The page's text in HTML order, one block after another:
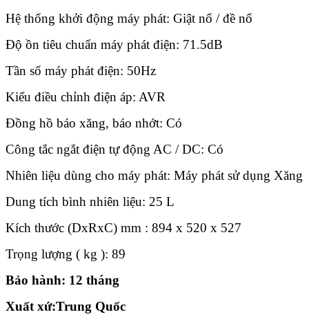
Hệ thống khởi động máy phát: Giật nổ / đề nổ
Độ ồn tiêu chuẩn máy phát điện: 71.5dB
Tần số máy phát điện: 50Hz
Kiểu điều chỉnh điện áp: AVR
Đồng hồ báo xăng, báo nhớt: Có
Công tắc ngắt điện tự động AC / DC: Có
Nhiên liệu dùng cho máy phát: Máy phát sử dụng Xăng
Dung tích bình nhiên liệu: 25 L
Kích thước (DxRxC) mm : 894 x 520 x 527
Trọng lượng ( kg ): 89
Bảo hành: 12 tháng
Xuất xứ:Trung Quốc